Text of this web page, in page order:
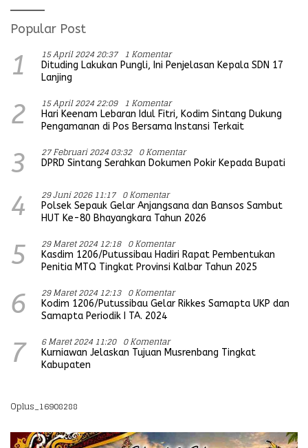
Popular Post
1 15 April 2024 20:37 1 Komentar
Dituding Lakukan Pungli, Ini Penjelasan Kepala SDN 17
Lanjing
2 15 April 2024 22:09 1 Komentar
Hari Keenam Lebaran Idul Fitri, Kodim Sintang Dukung
Pengamanan di Pos Bersama Instansi Terkait
3 27 Februari 2024 03:32 0 Komentar
DPRD Sintang Serahkan Dokumen Pokir Kepada Bupati
4 29 Juni 2026 11:17 0 Komentar
Polsek Sepauk Gelar Anjangsana dan Bansos Sambut
HUT Ke-80 Bhayangkara Tahun 2026
5 29 Maret 2024 12:18 0 Komentar
Kasdim 1206/Putussibau Hadiri Rapat Pembentukan
Penitia MTQ Tingkat Provinsi Kalbar Tahun 2025
6 29 Maret 2024 12:13 0 Komentar
Kodim 1206/Putussibau Gelar Rikkes Samapta UKP dan
Samapta Periodik I TA. 2024
7 6 Maret 2024 11:20 0 Komentar
Kurniawan Jelaskan Tujuan Musrenbang Tingkat
Kabupaten
Oplus_16908288